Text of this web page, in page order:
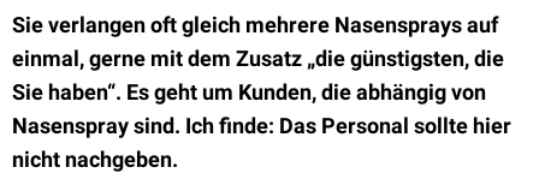
Sie verlangen oft gleich mehrere Nasensprays auf
einmal, gerne mit dem Zusatz „die günstigsten, die
Sie haben“. Es geht um Kunden, die abhängig von
Nasenspray sind. Ich finde: Das Personal sollte hier
nicht nachgeben.